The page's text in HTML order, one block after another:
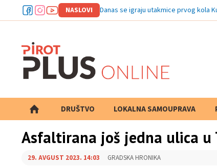
NASLOVI Danas se igraju utakmice prvog kola
DRUŠTVO LOKALNA SAMOUPRAVA
PRETRAGA
Asfaltirana još jedna ulica u
29. AVGUST 2023. 14:03 GRADSKA HRONIKA